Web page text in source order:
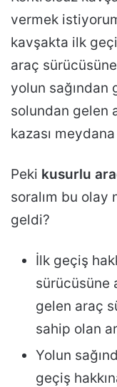
vermek
kavşakta ilk
araç
yolun sağından
solundan gelen
kazası
Peki kusurlu
soralım bu olay
geldi?
İlk geçiş
sürücüsüne
gelen araç
sahip olan
Yolun
geçiş